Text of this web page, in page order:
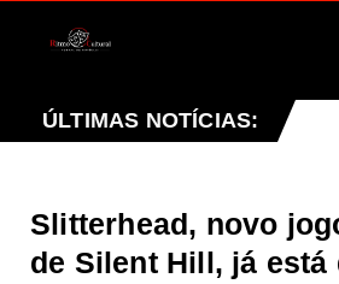
ÚLTIMAS NOTÍCIAS:
feira (07), no programa Vozes
Slitterhead, novo
de Silent Hill, já